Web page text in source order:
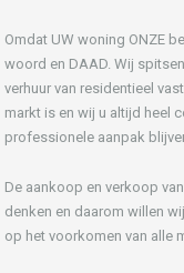
Omdat UW woning ONZE
woord en DAAD. Wij
verhuur van residentieel
markt is en wij u altijd heel
professionele aanpak
De aankoop en verkoop
denken en daarom willen
op het voorkomen van alle